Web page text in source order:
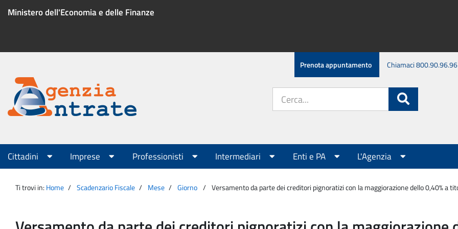
Ministero dell'Economia e delle Finanze
Menu
servizio
Prenota appuntamento Chiamaci 800.90.96.96
Agenzia
Entrate
sito:
Menu
principale
Cittadini Imprese Professionisti Intermediari Enti e PA L'Agenzia
Ti trovi in: Home Scadenzario Fiscale Mese Giorno Versamento da parte dei creditori pignoratizi con la maggiorazione dello 0,40% a